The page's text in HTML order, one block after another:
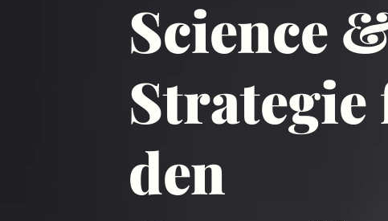
Science
den